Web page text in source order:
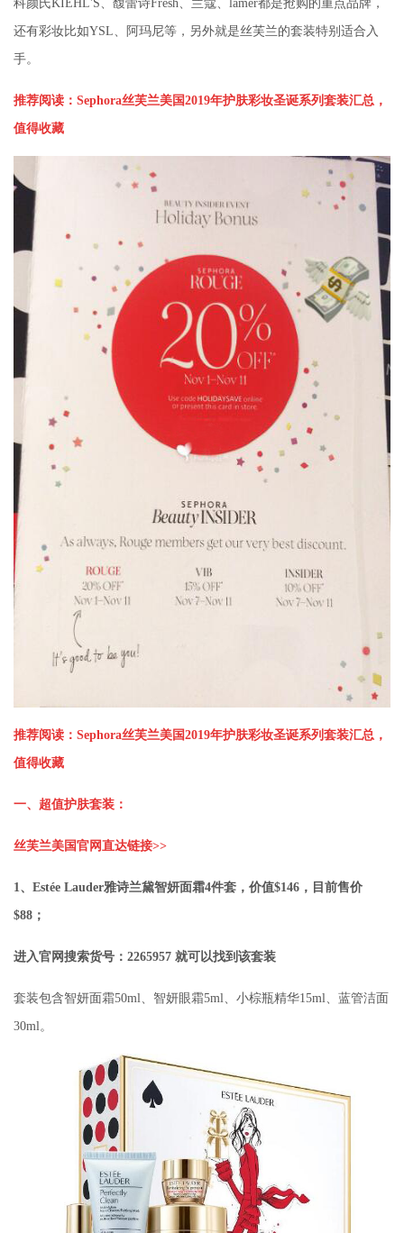
科颜氏KIEHL'S、馥蕾诗Fresh、兰蔻、lamer都是抢购的重点品牌，
还有彩妆比如YSL、阿玛尼等，另外就是丝芙兰的套装特别适合入
手。
推荐阅读： Sephora丝芙兰美国2019年护肤彩妆圣诞系列套装汇总，
值得收藏
推荐阅读： Sephora丝芙兰美国2019年护肤彩妆圣诞系列套装汇总，
值得收藏
一、超值护肤套装：
丝芙兰美国官网直达链接>>
1、Estée Lauder雅诗兰黛智妍面霜4件套，价值$146，目前售价
$88；
进入官网搜索货号：2265957 就可以找到该套装
套装包含智妍面霜50ml、智妍眼霜5ml、小棕瓶精华15ml、蓝管洁面
30ml。